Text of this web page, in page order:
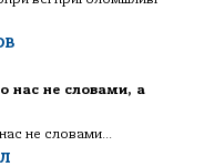
нас не словами, а
не словами...